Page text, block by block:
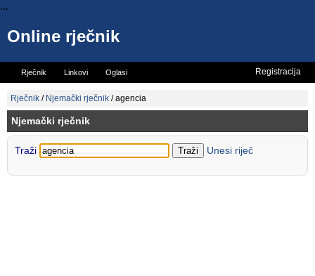
...
Online rječnik
Rječnik Linkovi Oglasi
Vicevi Mini rječnik
Registracija
Rječnik / Njemački rječnik /agencia
Njemački rječnik
Traži Unesi riječ